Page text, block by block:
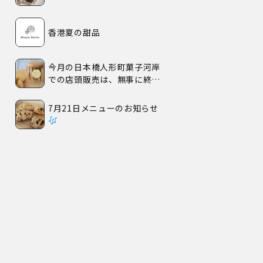
香港夏の甜品
今月の日本橋人形町菓子河岸
での店頭販売は、無事に終了
7月21日メニューのお知らせ